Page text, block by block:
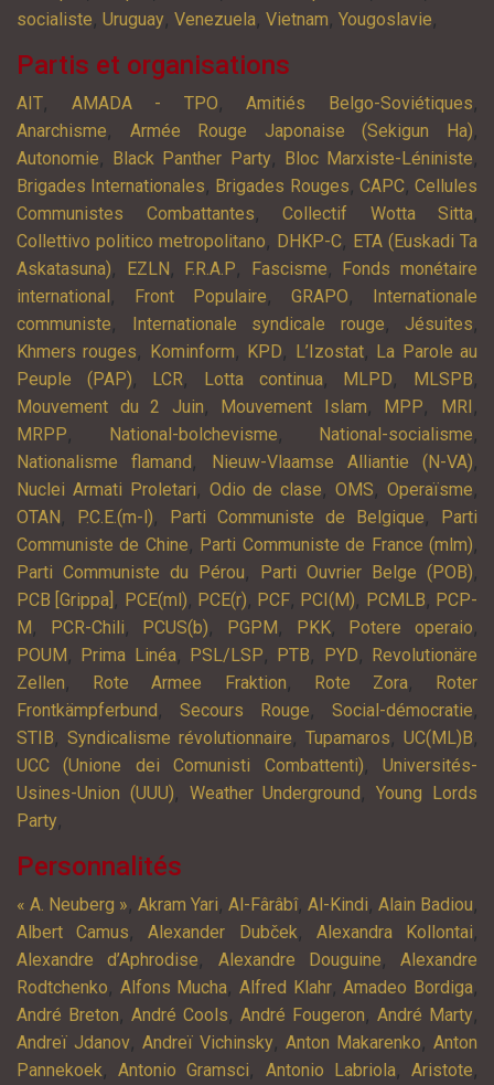
socialiste, Uruguay, Venezuela, Vietnam, Yougoslavie,
Partis et organisations
AIT, AMADA - TPO,Amitiés Belgo-Soviétiques,
Anarchisme, Armée Rouge Japonaise (Sekigun Ha),
Autonomie, Black Panther Party, Bloc Marxiste-Léniniste,
Brigades Internationales, Brigades Rouges, CAPC,Cellules
Communistes Combattantes, Collectif Wotta Sitta,
Collettivo politico metropolitano, DHKP-C, ETA (Euskadi Ta
Askatasuna), EZLN , F.R.A.P, Fascisme,
Fonds monétaire
international , Front Populaire, GRAPO,
Internationale
communiste, Internationale syndicale rouge, Jésuites,
Khmers rouges, Kominform, KPD, L’Izostat, La Parole au
Peuple (PAP), LCR, Lotta continua, MLPD, MLSPB,
Mouvement du 2 Juin, Mouvement Islam, MPP, MRI ,
MRPP, National-bolchevisme, National-socialisme,
Nationalisme flamand , Nieuw-Vlaamse Alliantie (N-VA),
Nuclei Armati Proletari, Odio de clase,OMS,Operaïsme,
OTAN , P.C.E.(m-l), Parti Communiste de Belgique,
Parti
Communiste de Chine, Parti Communiste de France (mlm),
Parti Communiste du Pérou, Parti Ouvrier Belge (POB),
PCB [Grippa] , PCE(ml), PCE(r), PCF, PCI(M), PCMLB, PCP-
M , PCR-Chili, PCUS(b), PGPM , PKK, Potere operaio,
POUM , Prima Linéa, PSL/LSP, PTB, PYD,
Revolutionäre
Zellen, Rote Armee Fraktion, Rote Zora,
Roter
Frontkämpferbund , Secours Rouge, Social-démocratie,
STIB, Syndicalisme révolutionnaire, Tupamaros, UC(ML)B,
UCC (Unione dei Comunisti Combattenti),Universités-
Usines-Union (UUU), Weather Underground ,Young Lords
Party,
Personnalités
« A. Neuberg », Akram Yari, Al-Fârâbî, Al-Kindi, Alain Badiou,
Albert Camus,Alexander Dubček, Alexandra Kollontai,
Alexandre d’Aphrodise, Alexandre Douguine, Alexandre
Rodtchenko, Alfons Mucha,Alfred Klahr,Amadeo Bordiga,
André Breton, André Cools, André Fougeron, André Marty,
Andreï Jdanov, Andreï Vichinsky, Anton Makarenko, Anton
Pannekoek,Antonio Gramsci, Antonio Labriola,Aristote,